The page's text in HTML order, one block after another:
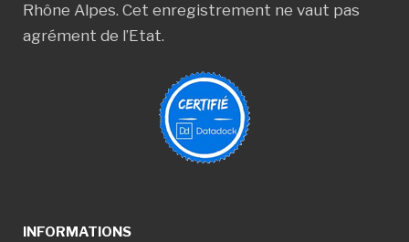
Rhône Alpes. Cet enregistrement ne vaut pas
agrément de l’Etat.
INFORMATIONS